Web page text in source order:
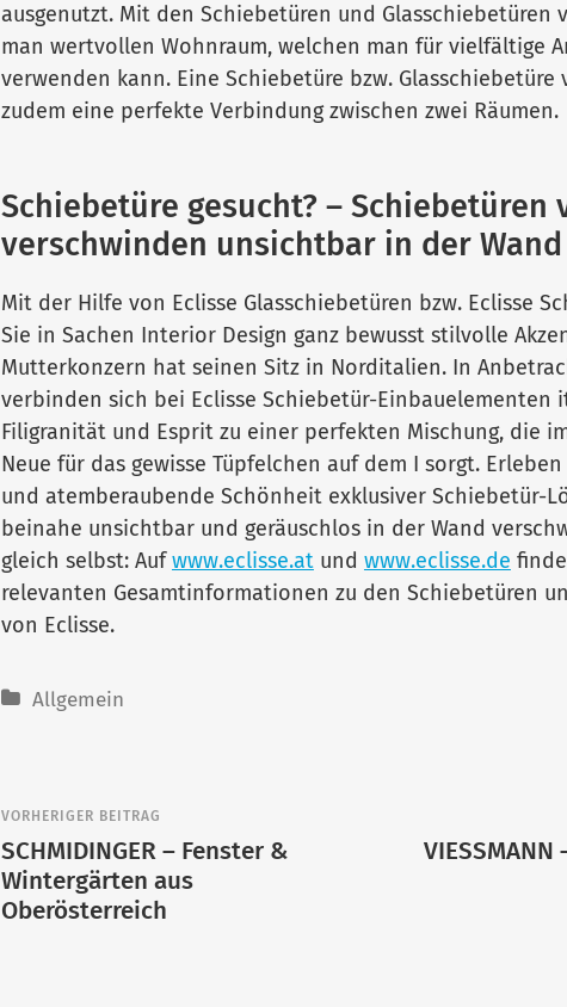
ausgenutzt. Mit den Schiebetüren und Glasschiebetüren
man wertvollen Wohnraum, welchen man für vielfältige
verwenden kann. Eine Schiebetüre bzw. Glasschiebetüre
zudem eine perfekte Verbindung zwischen zwei Räumen.
Schiebetüre gesucht? – Schiebetüren
verschwinden unsichtbar in der Wand
Mit der Hilfe von Eclisse Glasschiebetüren bzw. Eclisse
Sie in Sachen Interior Design ganz bewusst stilvolle
Mutterkonzern hat seinen Sitz in Norditalien. In
verbinden sich bei Eclisse Schiebetür-Einbauelementen
Filigranität und Esprit zu einer perfekten Mischung, die
Neue für das gewisse Tüpfelchen auf dem I sorgt.
und atemberaubende Schönheit exklusiver Schiebetür-
beinahe unsichtbar und geräuschlos in der Wand
gleich selbst: Aufwww.eclisse.atund www.eclisse.de
relevanten Gesamtinformationen zu den Schiebetüren
von Eclisse.
Allgemein
VORHERIGER BEITRAG
SCHMIDINGER – Fenster &
Wintergärten aus
Oberösterreich